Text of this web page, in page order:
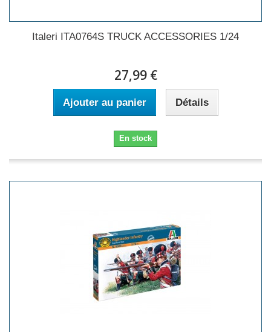
Italeri ITA0764S TRUCK ACCESSORIES 1/24
27,99 €
Ajouter au panier Détails
En stock